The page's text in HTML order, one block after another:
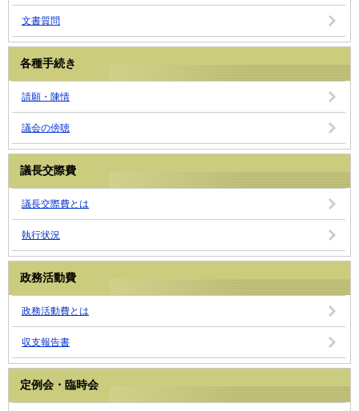
文書質問
各種手続き
請願・陳情
議会の傍聴
議長交際費
議長交際費とは
執行状況
政務活動費
政務活動費とは
収支報告書
定例会・臨時会